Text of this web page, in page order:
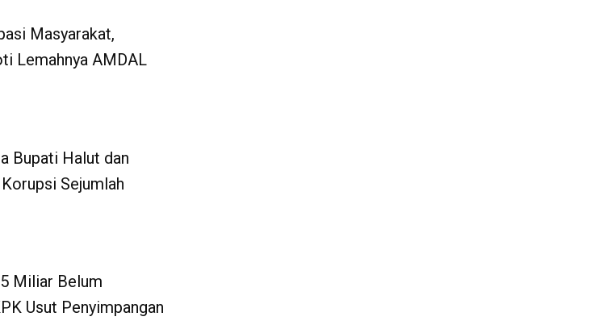
Masyarakat,
Lemahnya AMDAL
Bupati Halut dan
Sejumlah
Miliar Belum
Usut Penyimpangan